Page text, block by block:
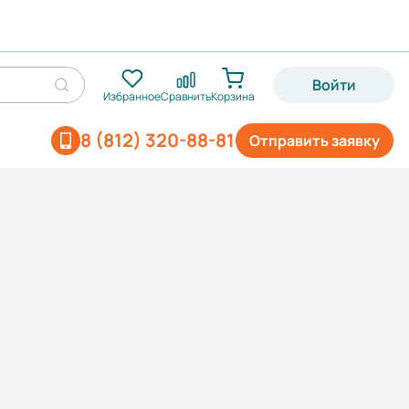
ИзбранноеСравнитьКорзина
Войти
Отправить заявку
8 (812) 320-88-81